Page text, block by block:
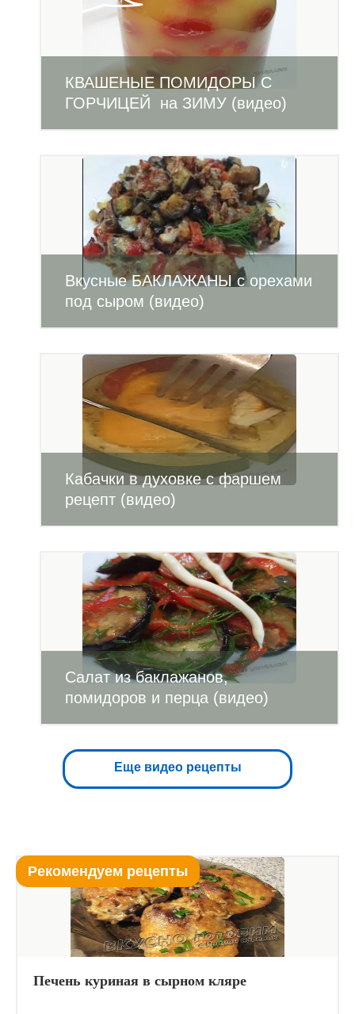
КВАШЕНЫЕ ПОМИДОРЫ С
ГОРЧИЦЕЙ на ЗИМУ (видео)
Вкусные БАКЛАЖАНЫ с орехами
под сыром (видео)
Кабачки в духовке с фаршем
рецепт (видео)
Салат из баклажанов,
помидоров и перца (видео)
Еще видео рецепты
Рекомендуем рецепты
Печень куриная в сырном кляре